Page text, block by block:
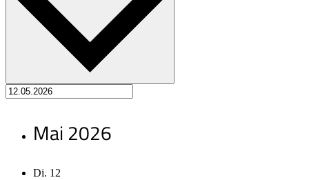
Mai 2026
Di. 12